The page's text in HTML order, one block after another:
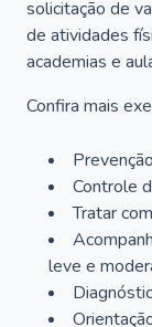
solicitação de
de atividades
academias e
Confira mais
Controle
Tratar
leve e